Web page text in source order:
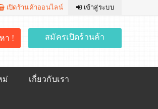
เปิดร้านค้าออนไลน์ เข้าสู่ระบบ
า ! สมัครเปิดร้านค้า
ม่ เกี่ยวกับเรา